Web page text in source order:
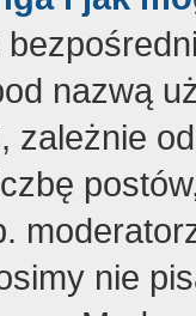
nazwą
zależnie
nie